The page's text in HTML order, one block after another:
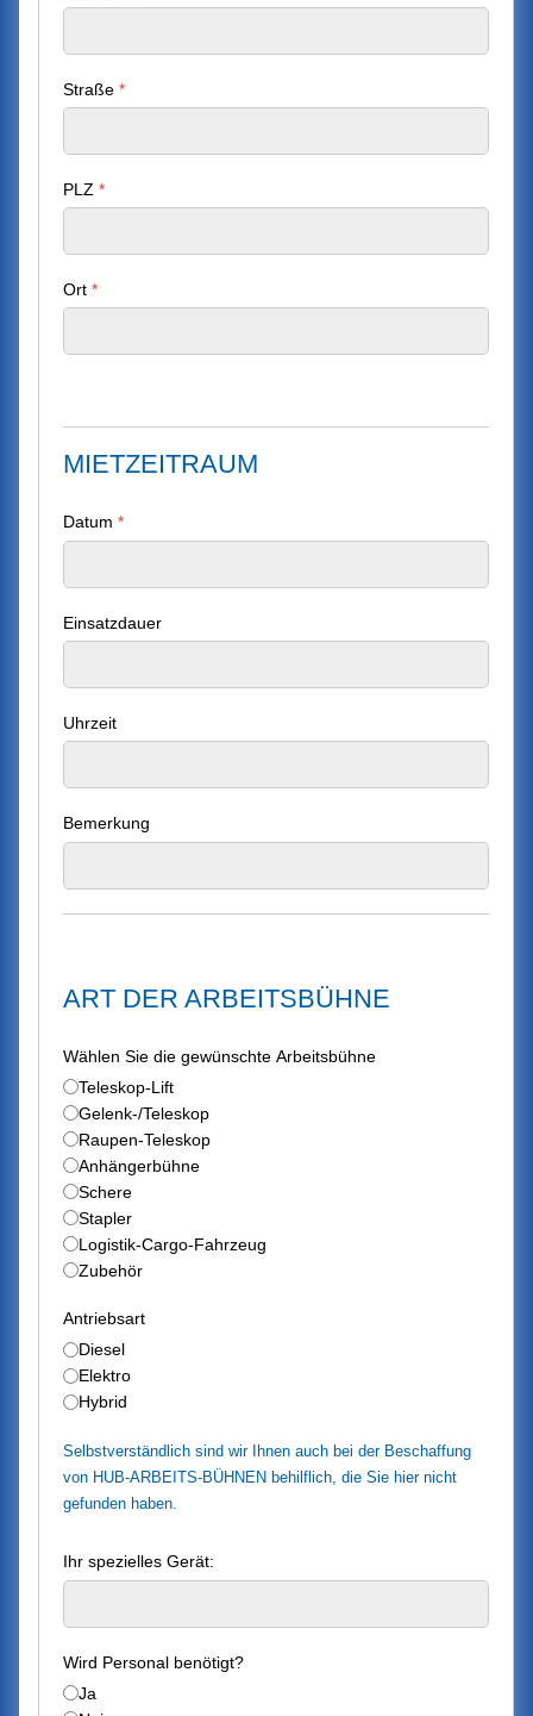
Straße *
PLZ *
Ort *
MIETZEITRAUM
Datum *
Einsatzdauer
Uhrzeit
Bemerkung
ART DER ARBEITSBÜHNE
Wählen Sie die gewünschte Arbeitsbühne
Teleskop-Lift
Gelenk-/Teleskop
Raupen-Teleskop
Anhängerbühne
Schere
Stapler
Logistik-Cargo-Fahrzeug
Zubehör
Antriebsart
Diesel
Elektro
Hybrid
Selbstverständlich sind wir Ihnen auch bei der Beschaffung
von HUB-ARBEITS-BÜHNEN behilflich, die Sie hier nicht
gefunden haben.
Ihr spezielles Gerät:
Wird Personal benötigt?
Ja